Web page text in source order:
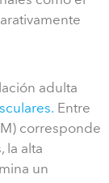
adulta
Entre
corresponde
la alta
un